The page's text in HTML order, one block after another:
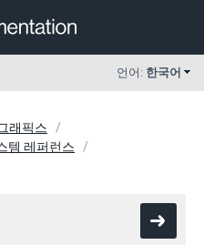
언어: 한국어
래픽스
템 레퍼런스